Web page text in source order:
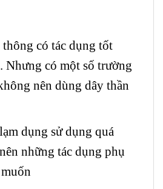
có tác dụng tốt
Nhưng có một số trường
nên dùng dây thần
dụng sử dụng quá
những tác dụng phụ